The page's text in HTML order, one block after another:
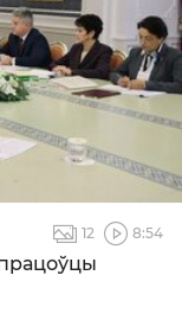
12 8:54